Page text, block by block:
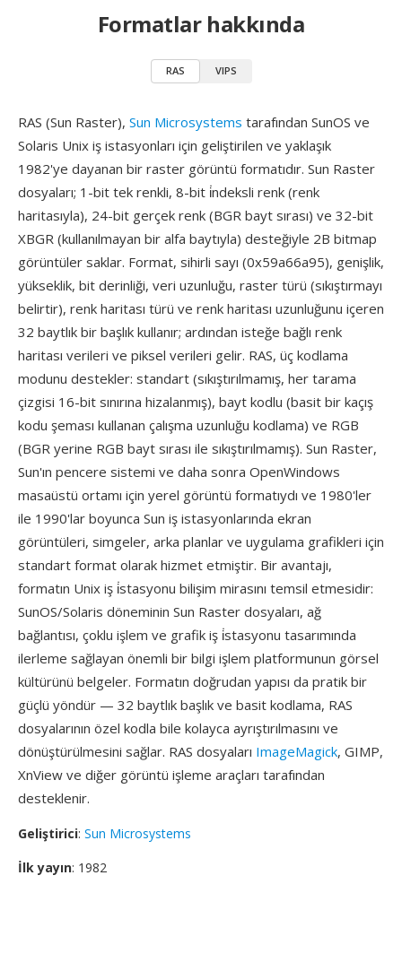
Formatlar hakkında
RAS VIPS
RAS (Sun Raster), Sun Microsystems tarafından SunOS ve
Solaris Unix iş istasyonları için geliştirilen ve yaklaşık
1982'ye dayanan bir raster görüntü formatıdır. Sun Raster
dosyaları; 1-bit tek renkli, 8-bit i̇ndeksli renk (renk
haritasıyla), 24-bit gerçek renk (BGR bayt sırası) ve 32-bit
XBGR (kullanılmayan bir alfa baytıyla) desteğiyle 2B bitmap
görüntüler saklar. Format, sihirli sayı (0x59a66a95), genişlik,
yükseklik, bit derinliği, veri uzunluğu, raster türü (sıkıştırmayı
belirtir), renk haritası türü ve renk haritası uzunluğunu içeren
32 baytlık bir başlık kullanır; ardından isteğe bağlı renk
haritası verileri ve piksel verileri gelir. RAS, üç kodlama
modunu destekler: standart (sıkıştırılmamış, her tarama
çizgisi 16-bit sınırına hizalanmış), bayt kodlu (basit bir kaçış
kodu şeması kullanan çalışma uzunluğu kodlama) ve RGB
(BGR yerine RGB bayt sırası ile sıkıştırılmamış). Sun Raster,
Sun'ın pencere sistemi ve daha sonra OpenWindows
masaüstü ortamı için yerel görüntü formatıydı ve 1980'ler
ile 1990'lar boyunca Sun iş istasyonlarında ekran
görüntüleri, simgeler, arka planlar ve uygulama grafikleri için
standart format olarak hizmet etmiştir. Bir avantajı,
formatın Unix iş i̇stasyonu bilişim mirasını temsil etmesidir:
SunOS/Solaris döneminin Sun Raster dosyaları, ağ
bağlantısı, çoklu işlem ve grafik iş i̇stasyonu tasarımında
ilerleme sağlayan önemli bir bilgi işlem platformunun görsel
kültürünü belgeler. Formatın doğrudan yapısı da pratik bir
güçlü yöndür — 32 baytlık başlık ve basit kodlama, RAS
dosyalarının özel kodla bile kolayca ayrıştırılmasını ve
dönüştürülmesini sağlar. RAS dosyaları ImageMagick, GIMP,
XnView ve diğer görüntü işleme araçları tarafından
desteklenir.
Geliştirici: Sun Microsystems
İlk yayın: 1982